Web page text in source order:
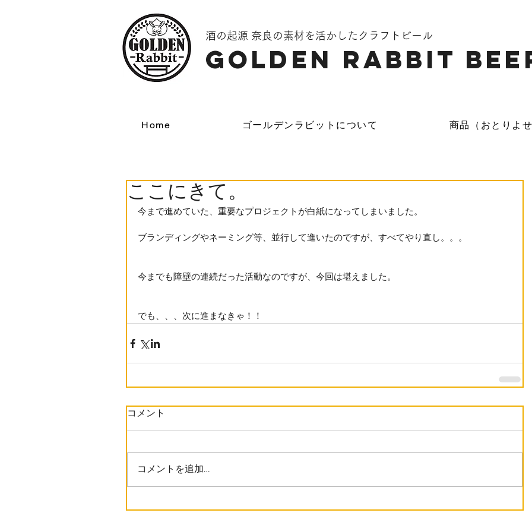
酒の起源 奈良の素材を活かしたクラフトビール
GOLDEN Rabbit
Home ゴールデンラビットについて 商品（おとりよせ
ここにきて。
今まで進めていた、重要なプロジェクトが白紙になってしまいました。
ブランディングやネーミング等、並行して進いたのですが、すべてやり直し。。。
今までも障壁の連続だった活動なのですが、今回は堪えました。
でも、、、次に進まなきゃ！！
コメント
コメントを追加…